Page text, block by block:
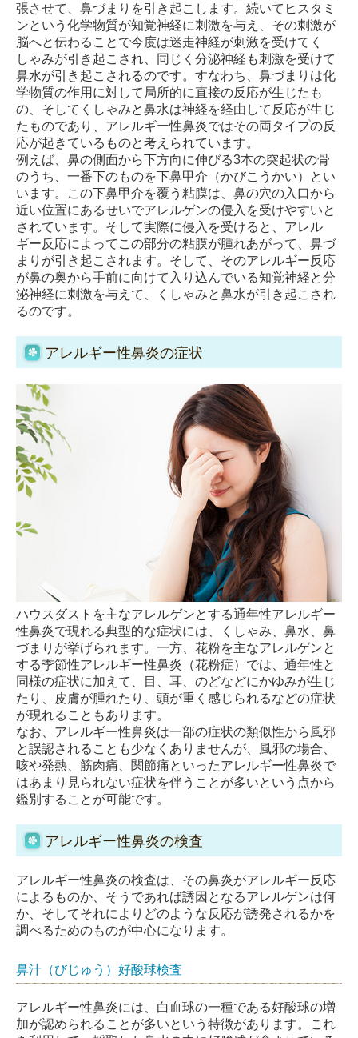
張させて、鼻づまりを引き起こします。続いてヒスタミ
ンという化学物質が知覚神経に刺激を与え、その刺激が
脳へと伝わることで今度は迷走神経が刺激を受けてく
しゃみが引き起こされ、同じく分泌神経も刺激を受けて
鼻水が引き起こされるのです。すなわち、鼻づまりは化
学物質の作用に対して局所的に直接の反応が生じたも
の、そしてくしゃみと鼻水は神経を経由して反応が生じ
たものであり、アレルギー性鼻炎ではその両タイプの反
応が起きているものと考えられています。
例えば、鼻の側面から下方向に伸びる3本の突起状の骨
のうち、一番下のものを下鼻甲介（かびこうかい）とい
います。この下鼻甲介を覆う粘膜は、鼻の穴の入口から
近い位置にあるせいでアレルゲンの侵入を受けやすいと
されています。そして実際に侵入を受けると、アレル
ギー反応によってこの部分の粘膜が腫れあがって、鼻づ
まりが引き起こされます。そして、そのアレルギー反応
が鼻の奥から手前に向けて入り込んでいる知覚神経と分
泌神経に刺激を与えて、くしゃみと鼻水が引き起こされ
るのです。
アレルギー性鼻炎の症状
ハウスダストを主なアレルゲンとする通年性アレルギー
性鼻炎で現れる典型的な症状には、くしゃみ、鼻水、鼻
づまりが挙げられます。一方、花粉を主なアレルゲンと
する季節性アレルギー性鼻炎（花粉症）では、通年性と
同様の症状に加えて、目、耳、のどなどにかゆみが生じ
たり、皮膚が腫れたり、頭が重く感じられるなどの症状
が現れることもあります。
なお、アレルギー性鼻炎は一部の症状の類似性から風邪
と誤認されることも少なくありませんが、風邪の場合、
咳や発熱、筋肉痛、関節痛といったアレルギー性鼻炎で
はあまり見られない症状を伴うことが多いという点から
鑑別することが可能です。
アレルギー性鼻炎の検査
アレルギー性鼻炎の検査は、その鼻炎がアレルギー反応
によるものか、そうであれば誘因となるアレルゲンは何
か、そしてそれによりどのような反応が誘発されるかを
調べるためのものが中心になります。
鼻汁（びじゅう）好酸球検査
アレルギー性鼻炎には、白血球の一種である好酸球の増
加が認められることが多いという特徴があります。これ